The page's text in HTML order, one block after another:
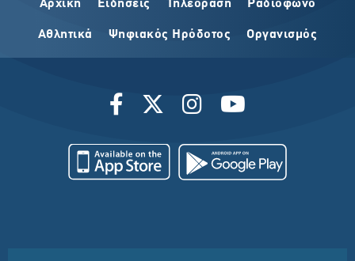
Αρχική Ειδήσεις Τηλεόραση Ραδιόφωνο
Αθλητικά Ψηφιακός Ηρόδοτος Οργανισμός